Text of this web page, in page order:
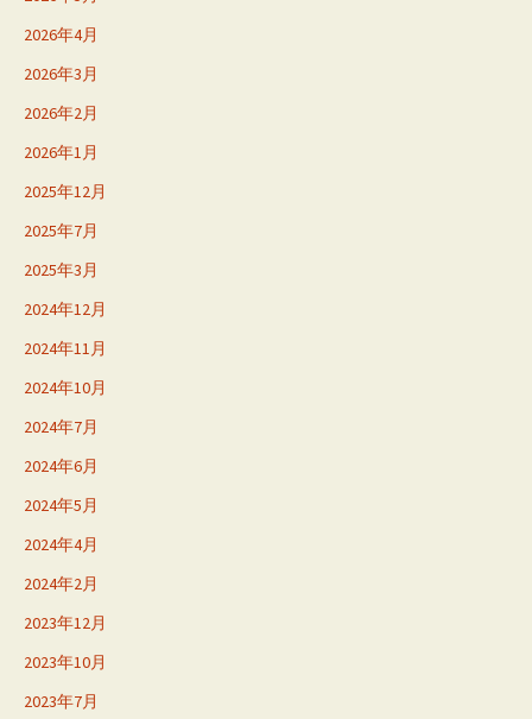
2026年4月
2026年3月
2026年2月
2026年1月
2025年12月
2025年7月
2025年3月
2024年12月
2024年11月
2024年10月
2024年7月
2024年6月
2024年5月
2024年4月
2024年2月
2023年12月
2023年10月
2023年7月